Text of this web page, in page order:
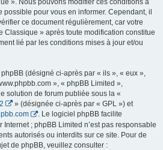
». Nous pouvons modifier ces conditions à
possible pour vous en informer. Cependant, il
ce document régulièrement, car votre
Classique » après toute modification constitue
lié par les conditions mises à jour et/ou
(désigné ci-après par « ils », « eux »,
», « phpBB Limited »,
solution de forum publiée sous la «
» (désignée ci-après par « GPL ») et
. Le logiciel phpBB facilite
; phpBB Limited n’est pas responsable
autorisés ou interdits sur ce site. Pour de
de phpBB, veuillez consulter :